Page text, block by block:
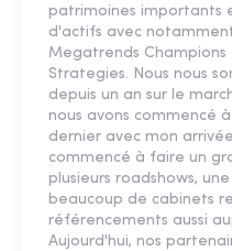
patrimoines importants
d'actifs avec
Megatrends
Strategies. Nous nous
depuis un an sur le
nous avons commencé
dernier avec mon
commencé à faire un
plusieurs roadshows,
beaucoup de cabinets
référencements aussi
Aujourd'hui, nos